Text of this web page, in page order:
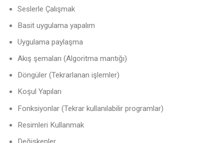
Seslerle Çalışmak
Basit uygulama yapalım
Uygulama paylaşma
Akış şemaları (Algoritma mantığı)
Döngüler (Tekrarlanan işlemler)
Koşul Yapıları
Fonksiyonlar (Tekrar kullanılabilir programlar)
Resimleri Kullanmak